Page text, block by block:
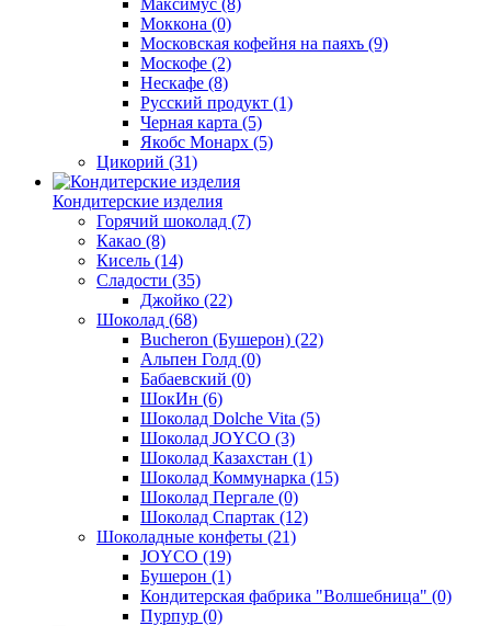
Моккона (0)
Московская кофейня на паяхъ (9)
Москофе (2)
Нескафе (8)
Русский продукт (1)
Черная карта (5)
Якобс Монарх (5)
Цикорий (31)
Кондитерские изделия
Горячий шоколад (7)
Какао (8)
Кисель (14)
Сладости (35)
Джойко (22)
Шоколад (68)
Bucheron (Бушерон) (22)
Альпен Голд (0)
Бабаевский (0)
ШокИн (6)
Шоколад Dolche Vita (5)
Шоколад JOYCO (3)
Шоколад Казахстан (1)
Шоколад Коммунарка (15)
Шоколад Пергале (0)
Шоколад Спартак (12)
Шоколадные конфеты (21)
JOYCO (19)
Бушерон (1)
Кондитерская фабрика "Волшебница" (0)
Пурпур (0)